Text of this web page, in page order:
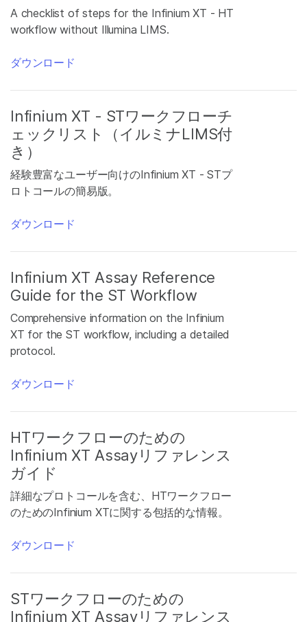
A checklist of steps for the Infinium XT - HT
workflow without Illumina LIMS.
ダウンロード
Infinium XT - STワークフローチ
ェックリスト（イルミナLIMS付
き）
経験豊富なユーザー向けのInfinium XT - STプ
ロトコールの簡易版。
ダウンロード
Infinium XT Assay Reference
Guide for the ST Workflow
Comprehensive information on the Infinium
XT for the ST workflow, including a detailed
protocol.
ダウンロード
HTワークフローのための
Infinium XT Assayリファレンス
ガイド
詳細なプロトコールを含む、HTワークフロー
のためのInfinium XTに関する包括的な情報。
ダウンロード
STワークフローのための
Infinium XT Assayリファレンス